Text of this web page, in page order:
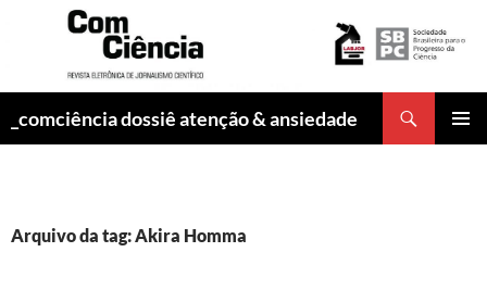
_comciência dossiê atenção & ansiedade
Arquivo da tag: Akira Homma